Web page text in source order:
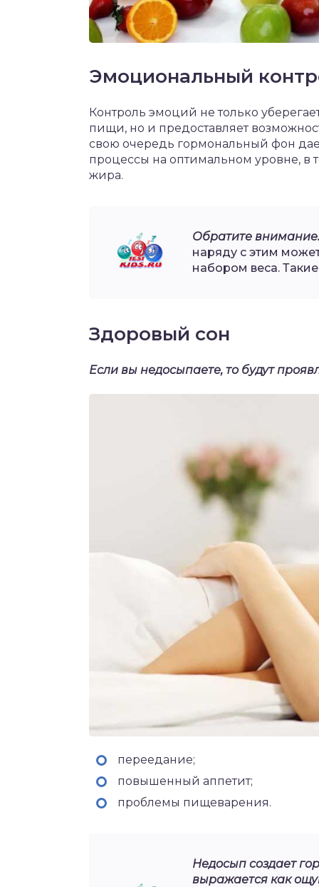
Эмоциональный
Контроль эмоций не только
пищи, но и предоставляет
свою очередь гормональный фон
процессы на оптимальном уровне, в
жира.
Обратите
наряду с этим
набором веса.
Здоровый сон
Если вы недосыпаете, то будут
переедание;
повышенный аппетит;
проблемы пищеварения.
Недосып создает
выражается как